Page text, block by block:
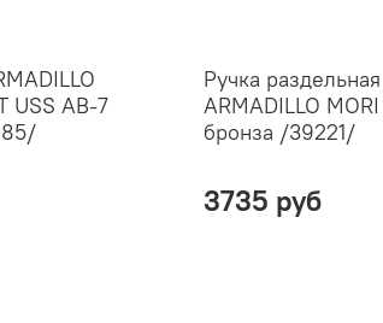
USS AB-7
Ручка раздельная
ARMADILLO
бронза /39221/
3735 руб